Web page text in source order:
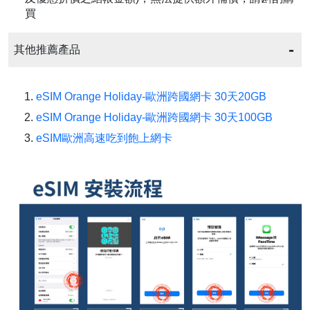
買
其他推薦產品
eSIM Orange Holiday-歐洲跨國網卡 30天20GB
eSIM Orange Holiday-歐洲跨國網卡 30天100GB
eSIM歐洲高速吃到飽上網卡